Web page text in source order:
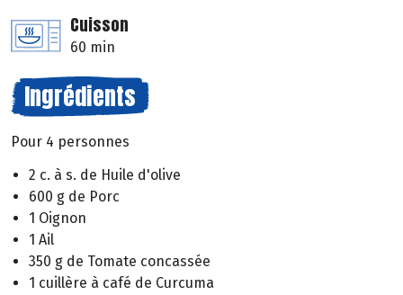
Cuisson
60 min
Ingrédients
Pour 4 personnes
2 c. à s. de Huile d'olive
600 g de Porc
1 Oignon
1 Ail
350 g de Tomate concassée
1 cuillère à café de Curcuma